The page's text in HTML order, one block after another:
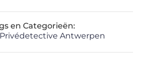
en Categorieën:
Privédetective Antwerpen